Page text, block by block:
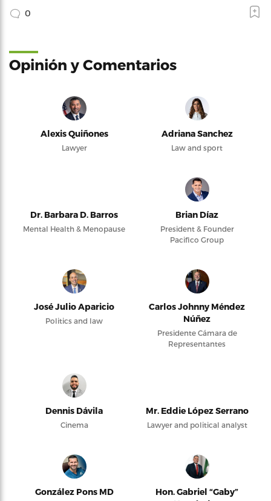
0
Opinión y Comentarios
Alexis Quiñones
Lawyer
Adriana Sanchez
Law and sport
Dr. Barbara D. Barros
Mental Health & Menopause
Brian Díaz
President & Founder
Pacifico Group
José Julio Aparicio
Politics and law
Carlos Johnny Méndez
Núñez
Presidente Cámara de
Representantes
Dennis Dávila
Cinema
Mr. Eddie López Serrano
Lawyer and political analyst
González Pons MD
Hon. Gabriel “Gaby”